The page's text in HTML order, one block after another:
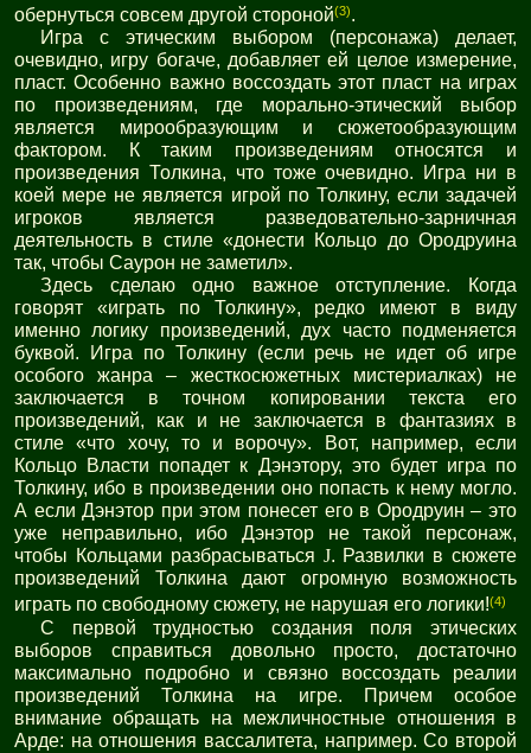
обернуться совсем другой стороной(3).
Игра с этическим выбором (персонажа) делает,
очевидно, игру богаче, добавляет ей целое измерение,
пласт. Особенно важно воссоздать этот пласт на играх
по произведениям, где морально-этический выбор
является мирообразующим и сюжетообразующим
фактором. К таким произведениям относятся и
произведения Толкина, что тоже очевидно. Игра ни в
коей мере не является игрой по Толкину, если задачей
игроков является разведовательно-зарничная
деятельность в стиле «донести Кольцо до Ородруина
так, чтобы Саурон не заметил».
Здесь сделаю одно важное отступление. Когда
говорят «играть по Толкину», редко имеют в виду
именно логику произведений, дух часто подменяется
буквой. Игра по Толкину (если речь не идет об игре
особого жанра – жесткосюжетных мистериалках) не
заключается в точном копировании текста его
произведений, как и не заключается в фантазиях в
стиле «что хочу, то и ворочу». Вот, например, если
Кольцо Власти попадет к Дэнэтору, это будет игра по
Толкину, ибо в произведении оно попасть к нему могло.
А если Дэнэтор при этом понесет его в Ородруин – это
уже неправильно, ибо Дэнэтор не такой персонаж,
чтобы Кольцами разбрасываться J. Развилки в сюжете
произведений Толкина дают огромную возможность
играть по свободному сюжету, не нарушая его логики!(4)
С первой трудностью создания поля этических
выборов справиться довольно просто, достаточно
максимально подробно и связно воссоздать реалии
произведений Толкина на игре. Причем особое
внимание обращать на межличностные отношения в
Арде: на отношения вассалитета, например. Со второй